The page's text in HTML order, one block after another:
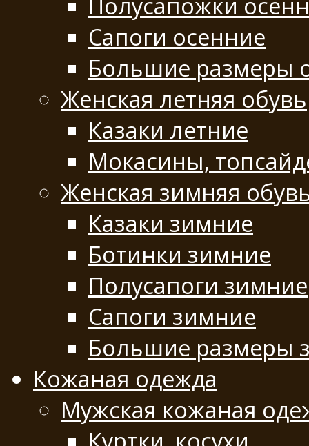
Сапоги осенние
Большие размеры
Женская летняя обувь
Казаки летние
Мокасины,
Женская зимняя
Казаки зимние
Ботинки зимние
Полусапоги зимние
Сапоги зимние
Большие размеры
Кожаная одежда
Мужская кожаная